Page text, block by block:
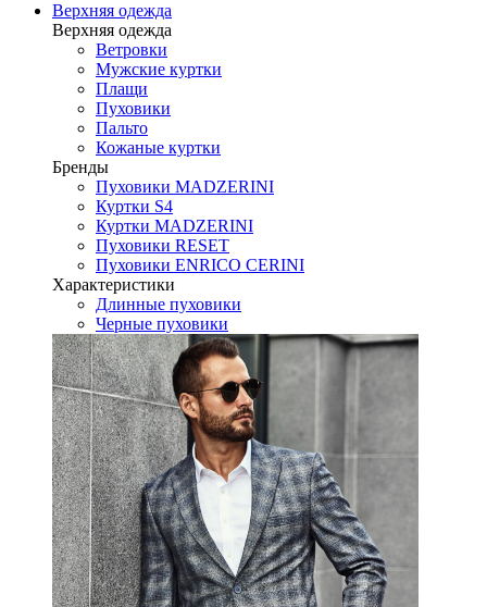
Верхняя одежда
Верхняя одежда
Ветровки
Мужские куртки
Плащи
Пуховики
Пальто
Кожаные куртки
Бренды
Пуховики MADZERINI
Куртки S4
Куртки MADZERINI
Пуховики RESET
Пуховики ENRICO CERINI
Характеристики
Длинные пуховики
Черные пуховики